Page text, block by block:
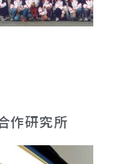
作研究所